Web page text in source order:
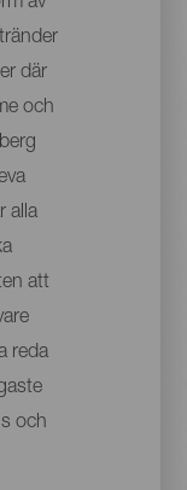
där
och
alla
att
reda
och